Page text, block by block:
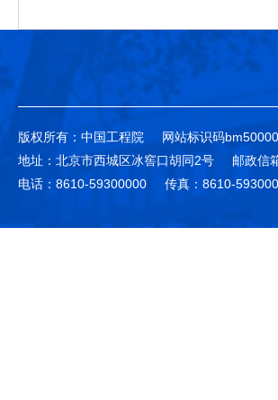
版权所有：中国工程院 网站标识码
地址：北京市西城区冰窖口胡同2号
邮政信
电话：8610-59300000
传真：8610-